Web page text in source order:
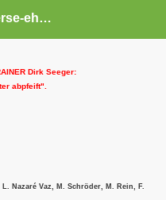
d-jugend-moerse-ehmen
Dirk Seeger:
abpfeift".
Nazaré Vaz, M. Schröder, M. Rein, F.